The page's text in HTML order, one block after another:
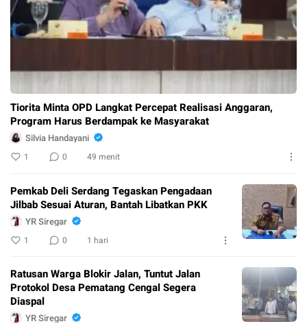
Tiorita Minta OPD Langkat Percepat Realisasi Anggaran,
Program Harus Berdampak ke Masyarakat
Silvia Handayani
1 0 49 menit
Pemkab Deli Serdang Tegaskan Pengadaan
Jilbab Sesuai Aturan, Bantah Libatkan PKK
YR Siregar
1 0 1 hari
Ratusan Warga Blokir Jalan, Tuntut Jalan
Protokol Desa Pematang Cengal Segera
Diaspal
YR Siregar